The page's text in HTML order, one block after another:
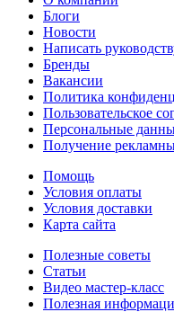
Блоги
Новости
Написать
Бренды
Вакансии
Политика
Пользовательское
Персональные
Получение
Помощь
Условия оплаты
Условия доставки
Карта сайта
Полезные советы
Статьи
Видео мастер-класс
Полезная